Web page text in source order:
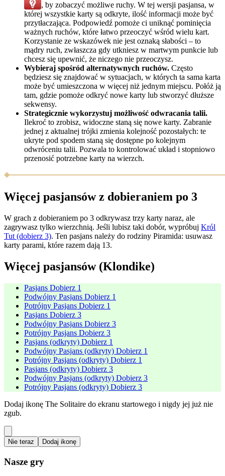
, by zobaczyć możliwe ruchy. W tej wersji pasjansa, w
której wszystkie karty są odkryte, ilość informacji może być
przytłaczająca. Podpowiedź pomoże ci uniknąć pominięcia
ważnych ruchów, które łatwo przeoczyć wśród wielu kart.
Korzystanie ze wskazówek nie jest oznaką słabości – to
mądry ruch, zwłaszcza gdy utkniesz w martwym punkcie lub
chcesz się upewnić, że niczego nie przeoczysz.
Wybieraj spośród alternatywnych ruchów. Często
będziesz się znajdować w sytuacjach, w których ta sama karta
może być umieszczona w więcej niż jednym miejscu. Połóż ją
tam, gdzie pomoże odkryć nowe karty lub stworzyć dłuższe
sekwensy.
Strategicznie wykorzystuj możliwość odwracania talii.
Ilekroć to zrobisz, widoczne staną się nowe karty. Zabranie
jednej z aktualnej trójki zmienia kolejność pozostałych: te
ukryte pod spodem staną się dostępne po kolejnym
odwróceniu talii. Pozwala to kontrolować układ i stopniowo
przenosić potrzebne karty na wierzch.
Więcej pasjansów z dobieraniem po 3
W grach z dobieraniem po 3 odkrywasz trzy karty naraz, ale
zagrywasz tylko wierzchnią. Jeśli lubisz taki dobór, wypróbuj Król
Tut (dobierz 3). Ten pasjans należy do rodziny Piramida: usuwasz
karty parami, które razem dają 13.
Więcej pasjansów (Klondike)
Pasjans Dobierz 1
Podwójny Pasjans Dobierz 1
Potrójny Pasjans Dobierz 1
Pasjans Dobierz 3
Podwójny Pasjans Dobierz 3
Potrójny Pasjans Dobierz 3
Pasjans (odkryty) Dobierz 1
Podwójny Pasjans (odkryty) Dobierz 1
Potrójny Pasjans (odkryty) Dobierz 1
Pasjans (odkryty) Dobierz 3
Podwójny Pasjans (odkryty) Dobierz 3
Potrójny Pasjans (odkryty) Dobierz 3
Dodaj ikonę The Solitaire do ekranu startowego i nigdy jej już nie
zgub.
Nie teraz Dodaj ikonę
Nasze gry